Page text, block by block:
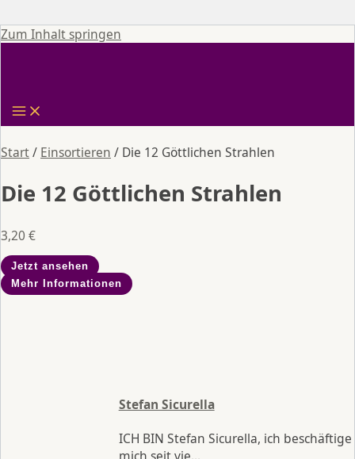
Zum Inhalt springen
Start/ Einsortieren / Die 12 Göttlichen Strahlen
Die 12 Göttlichen Strahlen
3,20 €
Jetzt ansehen
Mehr Informationen
Stefan Sicurella
ICH BIN Stefan Sicurella, ich beschäftige